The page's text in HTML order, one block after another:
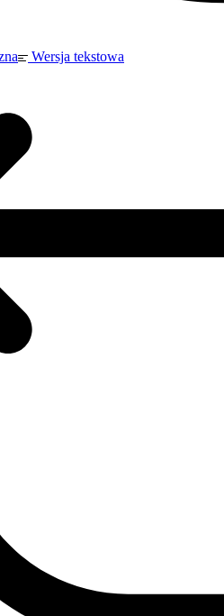
Wersja tekstowa